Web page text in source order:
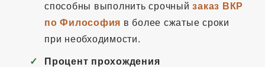
способны выполнить срочныйзаказ ВКР
по Философия в более сжатые сроки
при необходимости.
Процент прохождения